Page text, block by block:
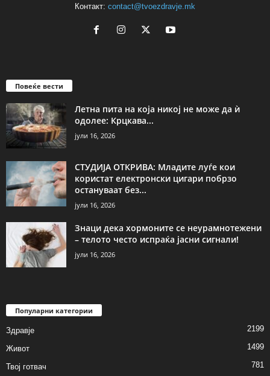
Контакт: contact@tvoezdravje.mk
Повеќе вести
Летна пита на која никој не може да ѝ
одолее: Крцкава...
јули 16, 2026
СТУДИЈА ОТКРИВА: Младите луѓе кои
користат електронски цигари побрзо
остануваат без...
јули 16, 2026
Знаци дека хормоните се неурамнотежени
– телото често испраќа јасни сигнали!
јули 16, 2026
Популарни категории
Здравје 2199
Живот 1499
Твој готвач 781